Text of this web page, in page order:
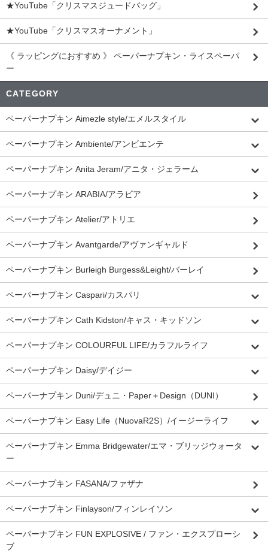
★YouTube「クリスマスジュードバッグ」
★YouTube「クリスマスオーナメント」
《 ラッピングにおすすめ 》 ペーパーナプキン・ライスペーパ
ー
CATEGORY
ペーパーナプキン Aimezle style/エメルスタイル
ペーパーナプキン Ambiente/アンビエンテ
ペーパーナプキン Anita Jeram/アニタ・ジェラーム
ペーパーナプキン ARABIA/アラビア
ペーパーナプキン Atelier/アトリエ
ペーパーナプキン Avantgarde/アヴァンギャルド
ペーパーナプキン Burleigh Burgess&Leight/バーレイ
ペーパーナプキン Caspari/カスパリ
ペーパーナプキン Cath Kidston/キャス・キッドソン
ペーパーナプキン COLOURFUL LIFE/カラフルライフ
ペーパーナプキン Daisy/デイジー
ペーパーナプキン Duni/デュニ・Paper＋Design（DUNI）
ペーパーナプキン Easy Life（NuovaR2S）/イージーライフ
ペーパーナプキン Emma Bridgewater/エマ・ブリッジウォータ
ー
ペーパーナプキン FASANA/ファザナ
ペーパーナプキン Finlayson/フィンレイソン
ペーパーナプキン FUN EXPLOSIVE / ファン・エクスプローシ
ブ